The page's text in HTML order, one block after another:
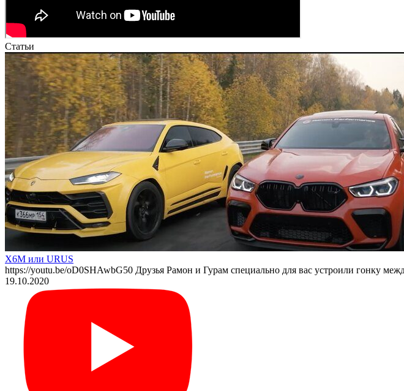
Статьи
X6M или URUS
https://youtu.be/oD0SHAwbG50 Друзья Рамон и Гурам специально для вас устроили гонку
19.10.2020